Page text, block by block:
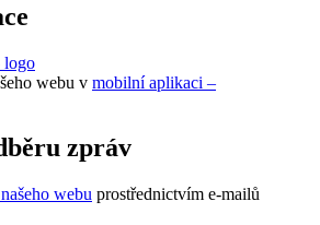
webu v mobilní aplikaci –
zpráv
webu prostřednictvím e-mailů